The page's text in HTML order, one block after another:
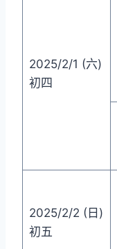
2025/2/1 (六)
初四
2025/2/2 (日)
初五